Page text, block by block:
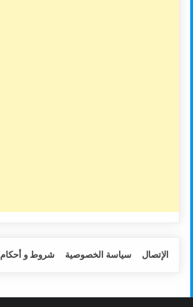
الإتصال سياسة الخصوصية شروط و أحكام